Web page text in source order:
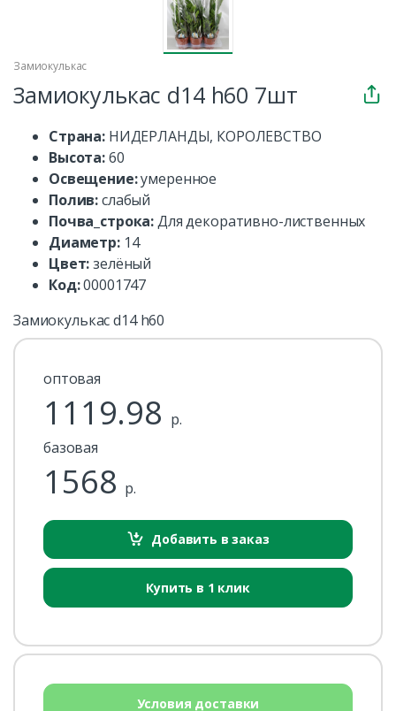
Замиокулькас
Замиокулькас d14 h60 7шт
Страна: НИДЕРЛАНДЫ, КОРОЛЕВСТВО
Высота:60
Освещение:умеренное
Полив:слабый
Почва_строка:Для декоративно-лиственных
Диаметр: 14
Цвет:зелёный
Код:00001747
Замиокулькас d14 h60
оптовая
1119.98 р.
базовая
1568 р.
Добавить в заказ
Купить в 1 клик
Условия доставки